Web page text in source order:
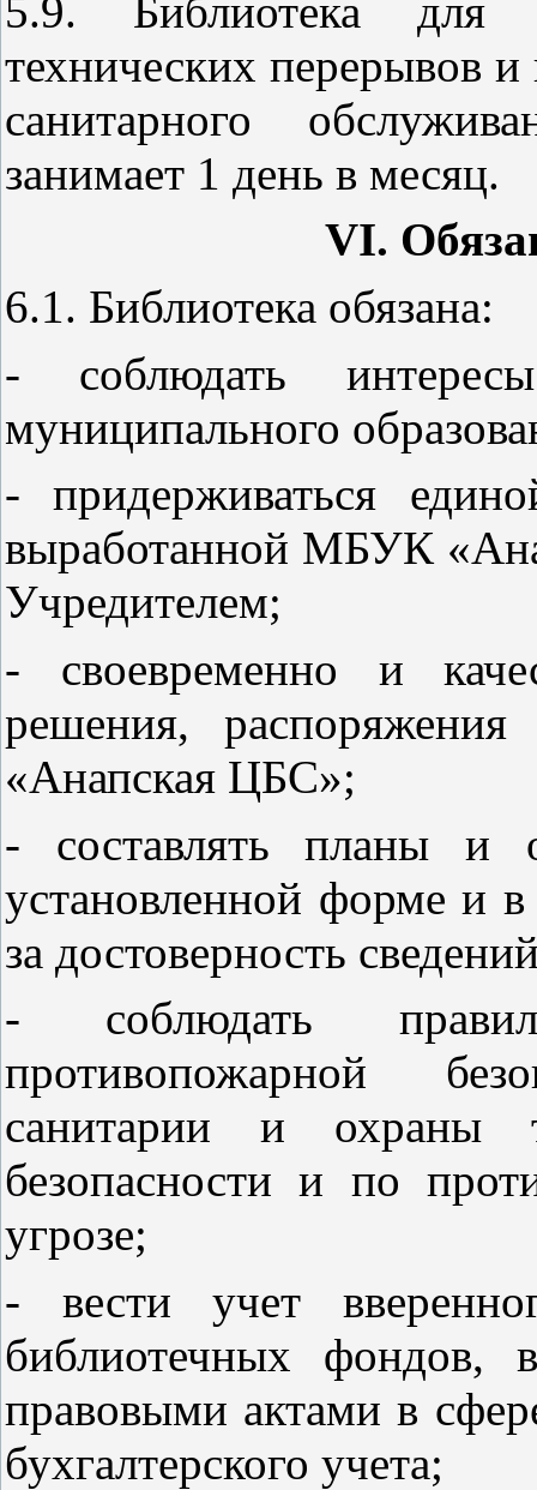
5.9. Библиотека для
технических перерывов
санитарного
занимает 1 день в месяц.
VI.
6.1. Библиотека обязана:
- соблюдать
муниципального
- придерживаться
выработанной МБУК
Учредителем;
- своевременно и
решения,
«Анапская ЦБС»;
- составлять планы и
установленной форме и в
за достоверность
- соблюдать
противопожарной
санитарии и охраны
безопасности и по
угрозе;
- вести учет
библиотечных фондов,
правовыми актами в
бухгалтерского учета;